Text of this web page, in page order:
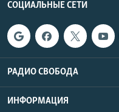
СОЦИАЛЬНЫЕ СЕТИ
РАДИО СВОБОДА
ИНФОРМАЦИЯ